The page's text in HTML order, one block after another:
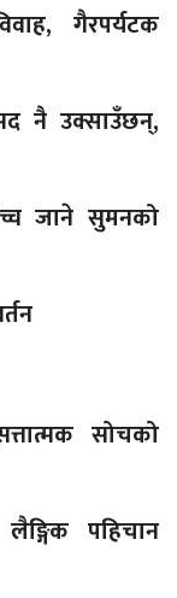
गैरपर्यटक
नै उक्साउँछन्,
जाने सुमनको
सोचको
पहिचान